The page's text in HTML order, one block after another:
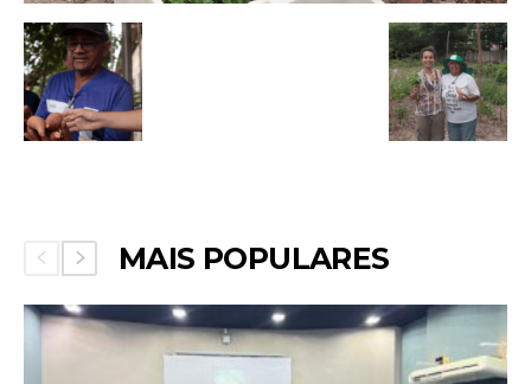
MAIS POPULARES